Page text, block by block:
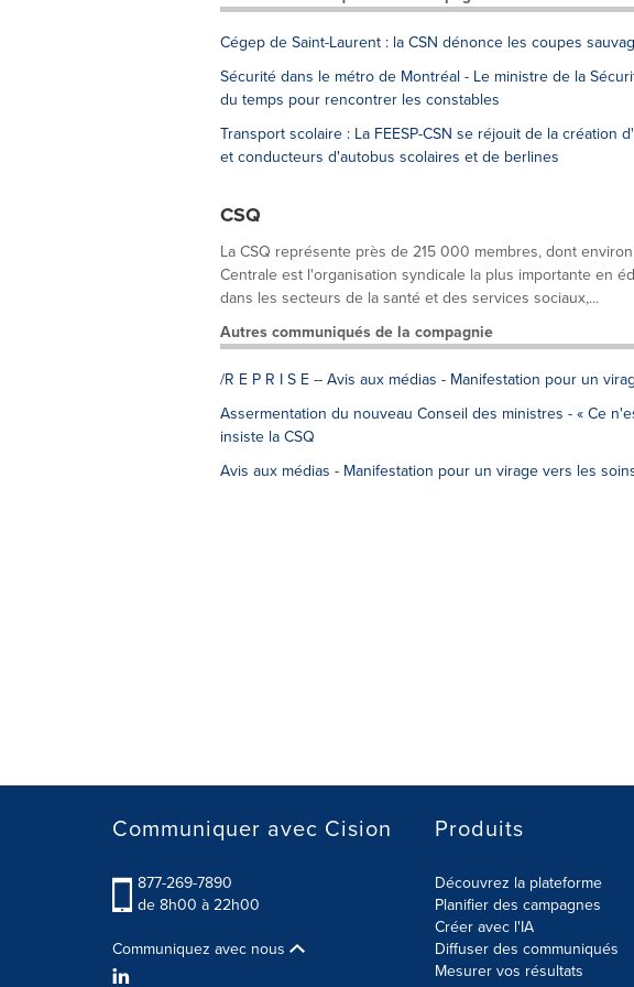
Cégep de Saint-Laurent : la CSN dénonce les coupes
Sécurité dans le métro de Montréal - Le ministre de la
du temps pour rencontrer les constables
Transport scolaire : La FEESP-CSN se réjouit de la
et conducteurs d'autobus scolaires et de berlines
CSQ
La CSQ représente près de 215 000 membres, dont
Centrale est l'organisation syndicale la plus importante en
dans les secteurs de la santé et des services sociaux,...
Autres communiqués de la compagnie
/R E P R I S E -- Avis aux médias - Manifestation pour un
Assermentation du nouveau Conseil des ministres - « Ce
insiste la CSQ
Avis aux médias - Manifestation pour un virage vers les
Communiquer avec Cision
877-269-7890
de 8h00 à 22h00
Communiquez avec nous
Produits
Découvrez la plateforme
Planifier des campagnes
Créer avec l'IA
Diffuser des communiqués
Mesurer vos résultats